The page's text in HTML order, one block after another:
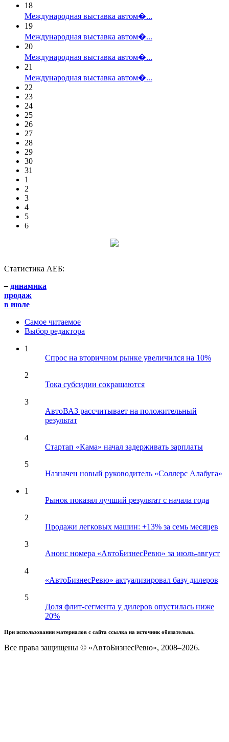
18
Международная выставка автом�...
19
Международная выставка автом�...
20
Международная выставка автом�...
21
Международная выставка автом�...
22
23
24
25
26
27
28
29
30
31
1
2
3
4
5
6
Статистика АЕБ:
– динамика
продаж
в июле
Самое читаемое
Выбор редактора
1
Спрос на вторичном рынке увеличился на 10%
2
Тока субсидии сокращаются
3
АвтоВАЗ рассчитывает на положительный
результат
4
Стартап «Кама» начал задерживать зарплаты
5
Назначен новый руководитель «Соллерс Алабуга»
1
Рынок показал лучший результат с начала года
2
Продажи легковых машин: +13% за семь месяцев
3
Анонс номера «АвтоБизнесРевю» за июль-август
4
«АвтоБизнесРевю» актуализировал базу дилеров
5
Доля флит-сегмента у дилеров опустилась ниже
20%
При использовании материалов с сайта ссылка на источник обязательна.
Все права защищены © «АвтоБизнесРевю», 2008–2026.